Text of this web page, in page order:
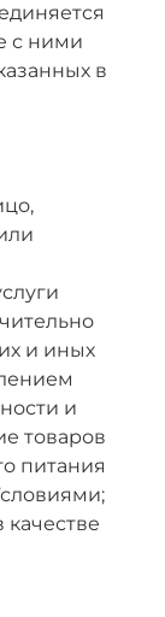
с ними
в
и иных
и
товаров
питания
качестве